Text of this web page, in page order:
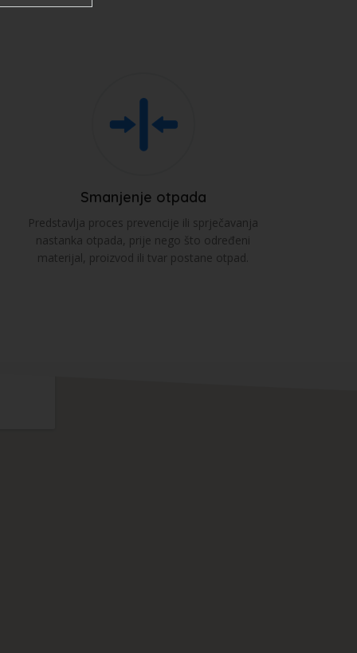
Smanjenje otpada
Predstavlja proces prevencije ili sprječavanja
nastanka otpada, prije nego što određeni
materijal, proizvod ili tvar postane otpad.